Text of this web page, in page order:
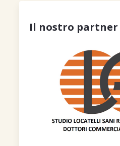
Il nostro partner